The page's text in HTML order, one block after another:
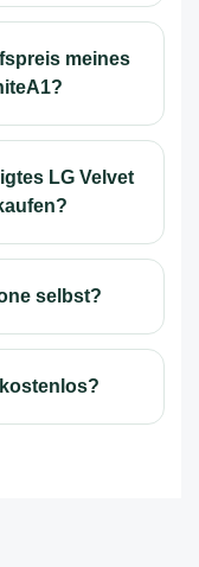
meines
LG Velvet
selbst?